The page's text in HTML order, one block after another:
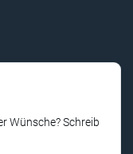
Wünsche? Schreib